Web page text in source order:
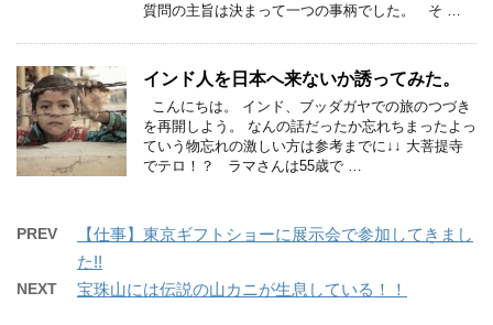
質問の主旨は決まって一つの事柄でした。 そ …
インド人を日本へ来ないか誘ってみた。
こんにちは。 インド、ブッダガヤでの旅のつづき
を再開しよう。 なんの話だったか忘れちまったよっ
ていう物忘れの激しい方は参考までに↓↓ 大菩提寺
でテロ！？ ラマさんは55歳で …
PREV
【仕事】東京ギフトショーに展示会で参加してきまし
た!!
NEXT 宝珠山には伝説の山カニが生息している！！